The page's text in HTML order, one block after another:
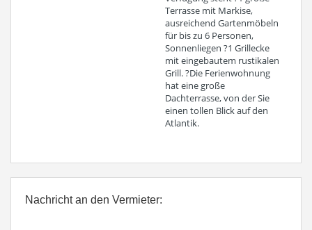
Terrasse mit Markise,
ausreichend Gartenmöbeln
für bis zu 6 Personen,
Sonnenliegen ?1 Grillecke
mit eingebautem rustikalen
Grill. ?Die Ferienwohnung
hat eine große
Dachterrasse, von der Sie
einen tollen Blick auf den
Atlantik.
Nachricht an den Vermieter: